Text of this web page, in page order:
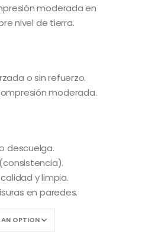
moderada en
nivel de tierra.
o sin refuerzo.
moderada.
descuelga.
y limpia.
en paredes.